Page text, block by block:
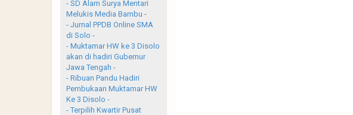
- SD Alam Surya Mentari
Melukis Media Bambu -
- Jurnal PPDB Online SMA
di Solo -
- Muktamar HW ke 3 Disolo
akan di hadiri Gubernur
Jawa Tengah -
- Ribuan Pandu Hadiri
Pembukaan Muktamar HW
Ke 3 Disolo -
- Terpilih Kwartir Pusat